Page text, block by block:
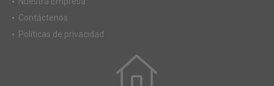
Nuestra Empresa
Contáctenos